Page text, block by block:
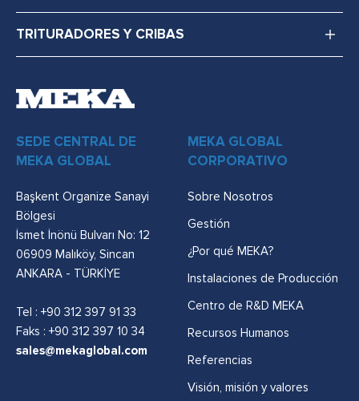
TRITURADORES Y CRIBAS
SEDE CENTRAL DE
MEKA GLOBAL
Başkent Organize Sanayi
Bölgesi
İsmet İnönü Bulvarı No: 12
06909 Malıköy, Sincan
ANKARA - TÜRKİYE
Tel : +90 312 397 91 33
Faks : +90 312 397 10 34
sales@mekaglobal.com
MEKA GLOBAL
CORPORATIVO
Sobre Nosotros
Gestión
¿Por qué MEKA?
Instalaciones de Producción
Centro de R&D MEKA
Recursos Humanos
Referencias
Visión, misión y valores